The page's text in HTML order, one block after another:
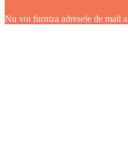
Nu voi furniza adresele de mail